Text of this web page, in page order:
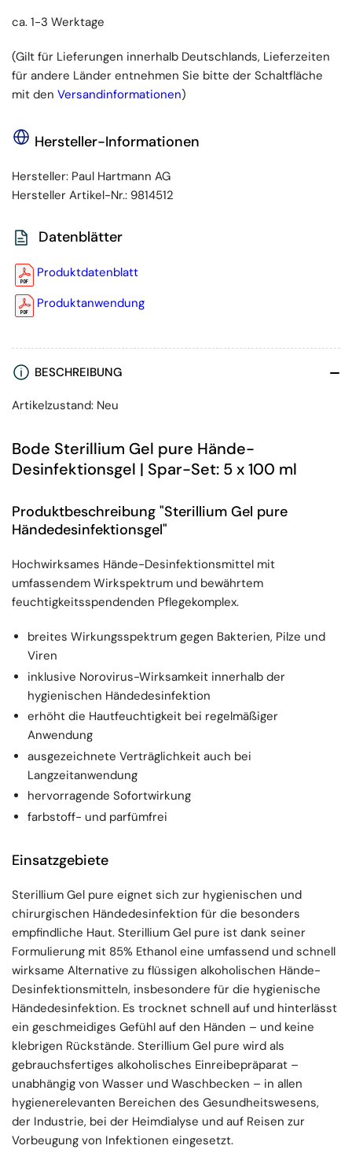
ca. 1-3 Werktage
(Gilt für Lieferungen innerhalb Deutschlands, Lieferzeiten
für andere Länder entnehmen Sie bitte der Schaltfläche
mit den Versandinformationen)
Hersteller-Informationen
Hersteller: Paul Hartmann AG
Hersteller Artikel-Nr.: 9814512
Datenblätter
Produktdatenblatt
Produktanwendung
BESCHREIBUNG
Artikelzustand: Neu
Bode Sterillium Gel pure Hände-
Desinfektionsgel | Spar-Set: 5 x 100 ml
Produktbeschreibung "Sterillium Gel pure
Händedesinfektionsgel"
Hochwirksames Hände-Desinfektionsmittel mit
umfassendem Wirkspektrum und bewährtem
feuchtigkeitsspendenden Pflegekomplex.
breites Wirkungsspektrum gegen Bakterien, Pilze und
Viren
inklusive Norovirus-Wirksamkeit innerhalb der
hygienischen Händedesinfektion
erhöht die Hautfeuchtigkeit bei regelmäßiger
Anwendung
ausgezeichnete Verträglichkeit auch bei
Langzeitanwendung
hervorragende Sofortwirkung
farbstoff- und parfümfrei
Einsatzgebiete
Sterillium Gel pure eignet sich zur hygienischen und
chirurgischen Händedesinfektion für die besonders
empfindliche Haut. Sterillium Gel pure ist dank seiner
Formulierung mit 85% Ethanol eine umfassend und schnell
wirksame Alternative zu flüssigen alkoholischen Hände-
Desinfektionsmitteln, insbesondere für die hygienische
Händedesinfektion. Es trocknet schnell auf und hinterlässt
ein geschmeidiges Gefühl auf den Händen – und keine
klebrigen Rückstände. Sterillium Gel pure wird als
gebrauchsfertiges alkoholisches Einreibepräparat –
unabhängig von Wasser und Waschbecken – in allen
hygienerelevanten Bereichen des Gesundheitswesens,
der Industrie, bei der Heimdialyse und auf Reisen zur
Vorbeugung von Infektionen eingesetzt.